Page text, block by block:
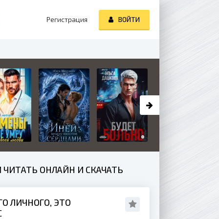
ЧИТАТЬ ОНЛАЙН И СКАЧАТЬ
ЛИЧНОГО, ЭТО
Регистрация ВОЙТИ